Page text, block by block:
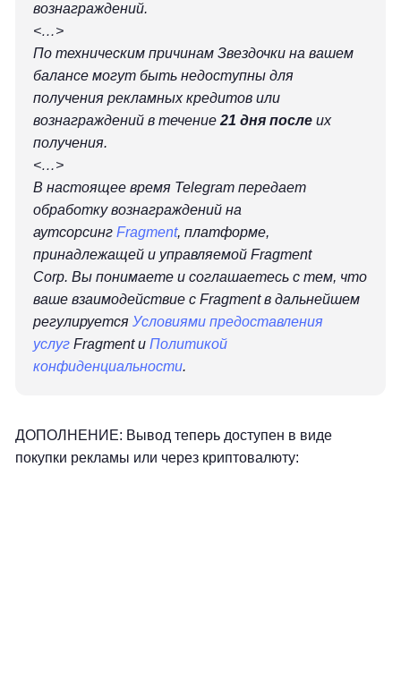
вознаграждений.
<…>
По техническим причинам Звездочки на вашем
балансе могут быть недоступны для
получения рекламных кредитов или
вознаграждений в течение21 дня после их
получения.
<…>
В настоящее время Telegram передает
обработку вознаграждений на
аутсорсингFragment, платформе,
принадлежащей и управляемой Fragment
Corp. Вы понимаете и соглашаетесь с тем, что
ваше взаимодействие с Fragment в дальнейшем
регулируетсяУсловиями предоставления
услуг Fragment иПолитикой
конфиденциальности.
ДОПОЛНЕНИЕ: Вывод теперь доступен в виде
покупки рекламы или через криптовалюту: